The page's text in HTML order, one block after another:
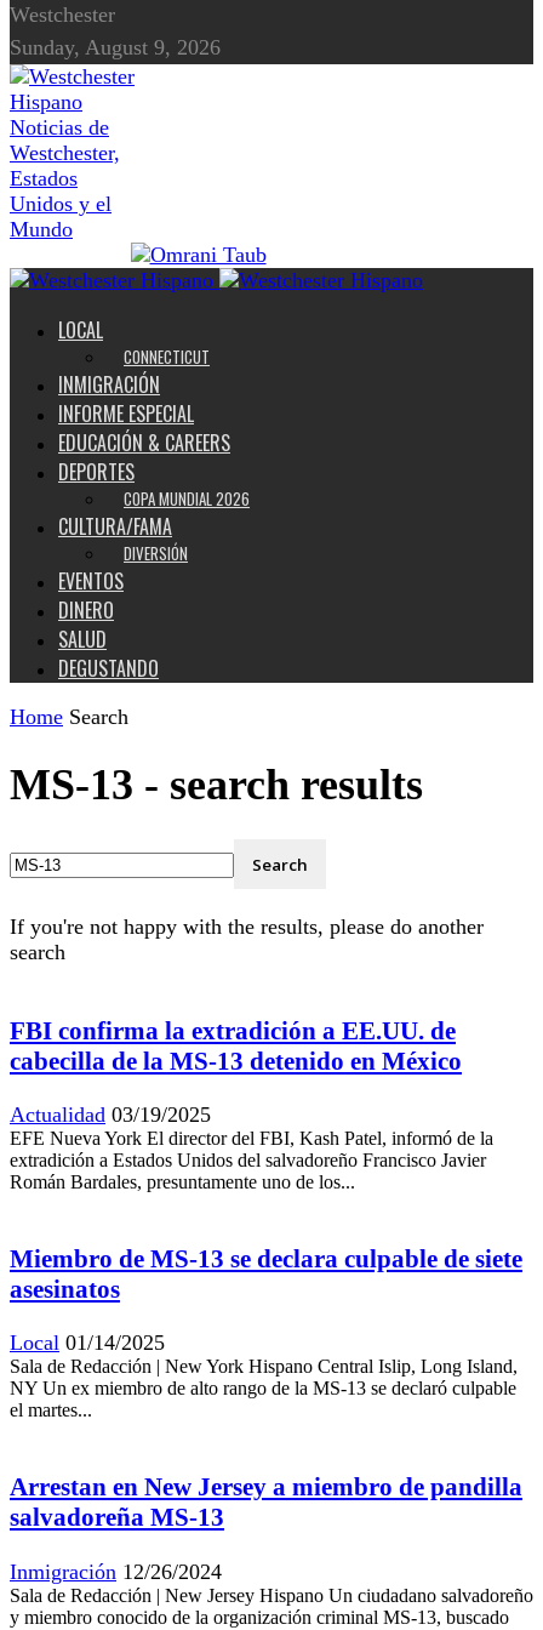
Westchester
Sunday, August 9, 2026
Noticias de
Westchester,
Estados
Unidos y el
Mundo
LOCAL
CONNECTICUT
INMIGRACIÓN
INFORME ESPECIAL
EDUCACIÓN & CAREERS
DEPORTES
COPA MUNDIAL 2026
CULTURA/FAMA
DIVERSIÓN
EVENTOS
DINERO
SALUD
DEGUSTANDO
Home Search
MS-13 - search results
If you're not happy with the results, please do another
search
FBI confirma la extradición a EE.UU. de
cabecilla de la MS-13 detenido en México
Actualidad 03/19/2025
EFE Nueva York El director del FBI, Kash Patel, informó de la
extradición a Estados Unidos del salvadoreño Francisco Javier
Román Bardales, presuntamente uno de los...
Miembro de MS-13 se declara culpable de siete
asesinatos
Local 01/14/2025
Sala de Redacción | New York Hispano Central Islip, Long Island,
NY Un ex miembro de alto rango de la MS-13 se declaró culpable
el martes...
Arrestan en New Jersey a miembro de pandilla
salvadoreña MS-13
Inmigración 12/26/2024
Sala de Redacción | New Jersey Hispano Un ciudadano salvadoreño
y miembro conocido de la organización criminal MS-13, buscado